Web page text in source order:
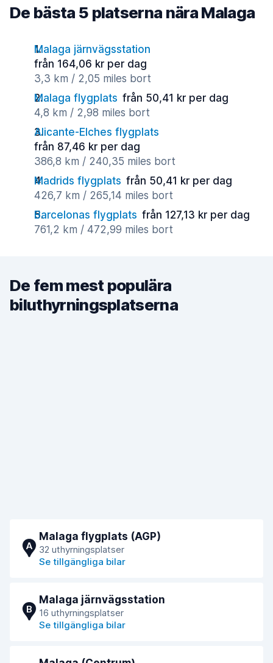
De bästa 5 platserna nära Malaga
Malaga järnvägsstation
från 164,06 kr per dag
3,3 km / 2,05 miles bort
Malaga flygplats från 50,41 kr per dag
4,8 km / 2,98 miles bort
Alicante-Elches flygplats
från 87,46 kr per dag
386,8 km / 240,35 miles bort
Madrids flygplats från 50,41 kr per dag
426,7 km / 265,14 miles bort
Barcelonas flygplats från 127,13 kr per dag
761,2 km / 472,99 miles bort
De fem mest populära
biluthyrningsplatserna
A
Malaga flygplats (AGP)
32 uthyrningsplatser
Se tillgängliga bilar
B
Malaga järnvägsstation
16 uthyrningsplatser
Se tillgängliga bilar